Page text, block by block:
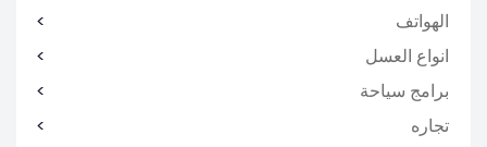
الهواتف
انواع العسل
برامج سياحة
تجاره